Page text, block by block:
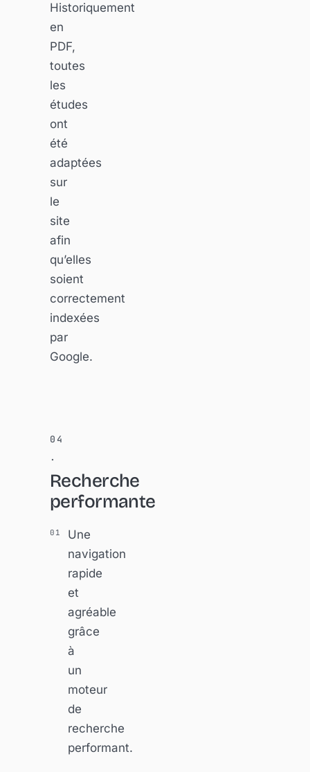
Historiquement
en
PDF,
toutes
les
études
ont
été
adaptées
sur
le
site
afin
qu’elles
soient
correctement
indexées
par
Google.
Recherche
performante
Une
navigation
rapide
et
agréable
grâce
à
un
moteur
de
recherche
performant.